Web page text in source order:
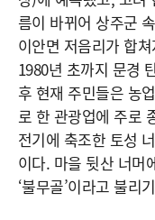
름이 바뀌어 상주군
이안면 저음리가 합
1980년 초까지 문경
후 현재 주민들은 농
로 한 관광업에 주로
전기에 축조한 토성
이다. 마을 뒷산 너머
‘불무골’이라고 불리